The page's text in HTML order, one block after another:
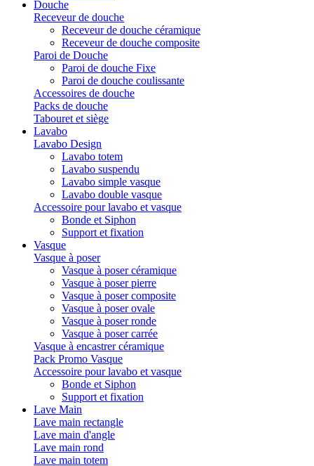
Douche
Receveur de douche
Receveur de douche céramique
Receveur de douche composite
Paroi de Douche
Paroi de douche Fixe
Paroi de douche coulissante
Accessoires de douche
Packs de douche
Tabouret et siège
Lavabo
Lavabo Design
Lavabo totem
Lavabo suspendu
Lavabo simple vasque
Lavabo double vasque
Accessoire pour lavabo et vasque
Bonde et Siphon
Support et fixation
Vasque
Vasque à poser
Vasque à poser céramique
Vasque à poser pierre
Vasque à poser composite
Vasque à poser ovale
Vasque à poser ronde
Vasque à poser carrée
Vasque à encastrer céramique
Pack Promo Vasque
Accessoire pour lavabo et vasque
Bonde et Siphon
Support et fixation
Lave Main
Lave main rectangle
Lave main d'angle
Lave main rond
Lave main totem